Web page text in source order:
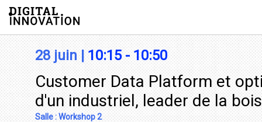
28 juin |10:15 - 10:50
Customer Data Platform et
d'un industriel, leader de la
Salle :Workshop 2